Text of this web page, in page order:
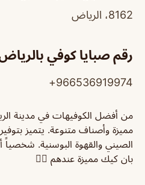
8162، الرياض
رقم صبايا كوفي
966536919974+
من أفضل الكوفيهات في مدينة
مميزة وأصناف متنوعة. يتميز
الصيني والقهوة البوسنية. شخصياً
بان كيك مميزة عندهم 👌🏼